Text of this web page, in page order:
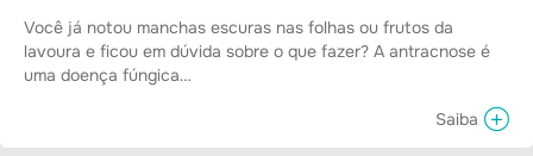
Você já notou manchas escuras nas folhas ou frutos da
lavoura e ficou em dúvida sobre o que fazer? A antracnose é
uma doença fúngica…
Saiba